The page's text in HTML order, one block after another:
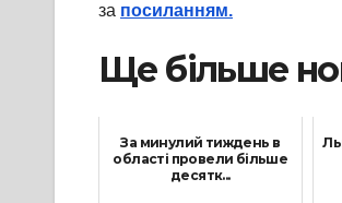
за посиланням.
Ще більше
За минулий тиждень в
області провели більше
десятк...